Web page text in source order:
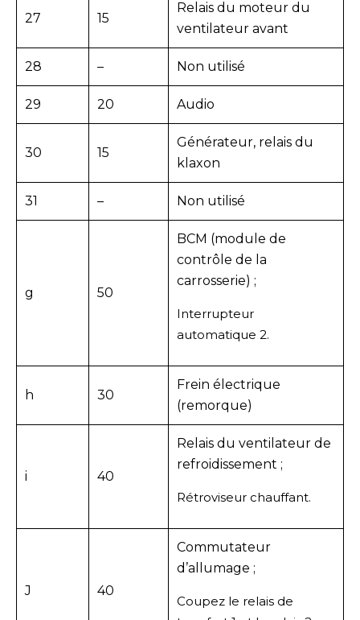
27 15
Relais du moteur du
ventilateur avant
28 – Non utilisé
29 20 Audio
30 15
Générateur, relais du
klaxon
31 – Non utilisé
g 50
BCM (module de
contrôle de la
carrosserie) ;
Interrupteur
automatique 2.
h 30
Frein électrique
(remorque)
i 40
Relais du ventilateur de
refroidissement ;
Rétroviseur chauffant.
J 40
Commutateur
d’allumage ;
Coupez le relais de